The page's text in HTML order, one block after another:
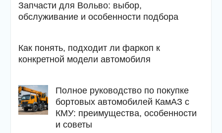
Запчасти для Вольво: выбор,
обслуживание и особенности подбора
Как понять, подходит ли фаркоп к
конкретной модели автомобиля
Полное руководство по покупке
бортовых автомобилей КамАЗ с
КМУ: преимущества, особенности
и советы